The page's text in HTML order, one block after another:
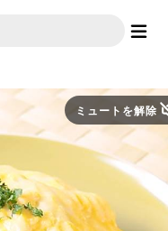
ミュートを解除